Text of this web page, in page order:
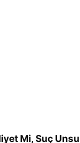
Mi, Suç